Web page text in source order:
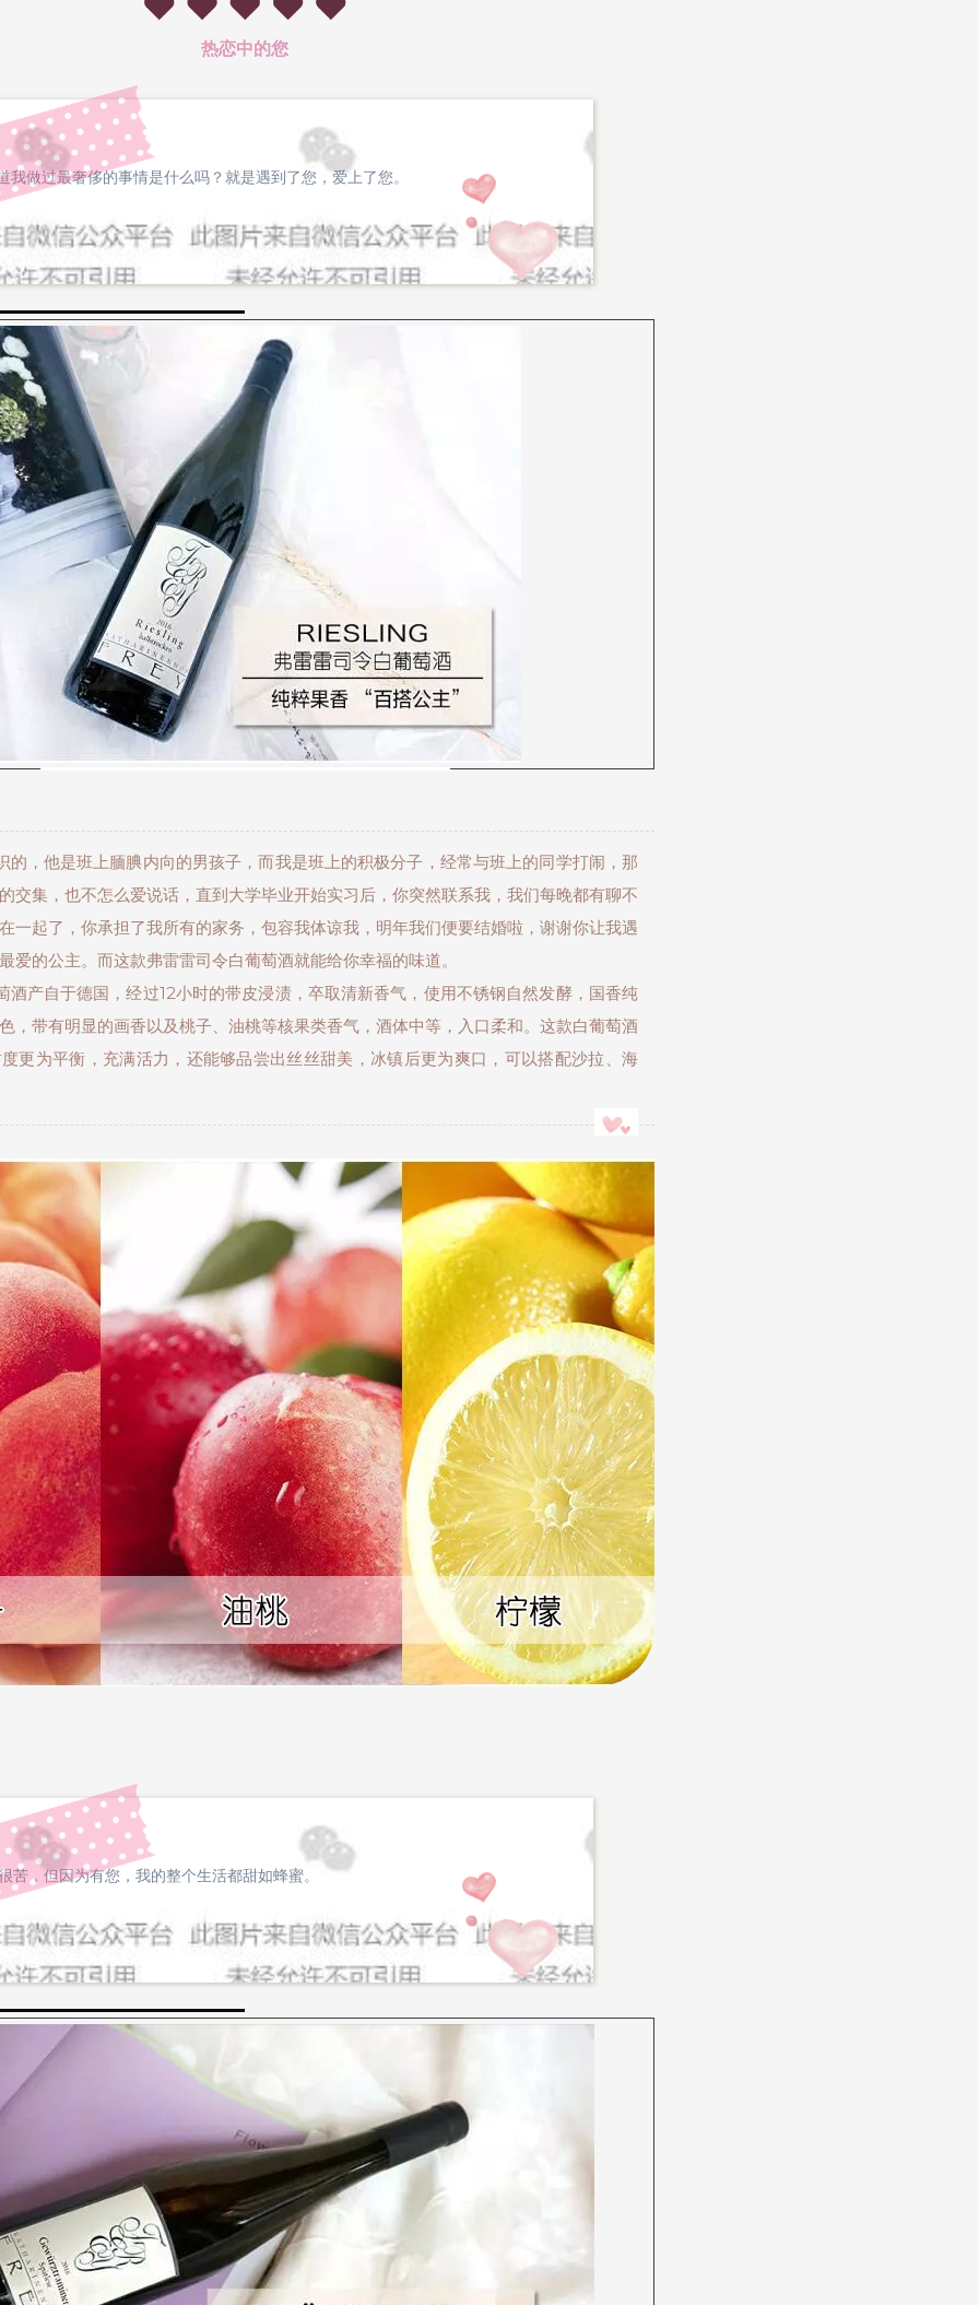
热恋中的您
我做过最奢侈的事情是什么吗？就是遇到了您，爱上了您。
他是班上腼腆内向的男孩子，而我是班上的积极分子，经常与班上的同学打闹，那
交集，也不怎么爱说话，直到大学毕业开始实习后，你突然联系我，我们每晚都有聊不
一起了，你承担了我所有的家务，包容我体谅我，明年我们便要结婚啦，谢谢你让我遇
爱的公主。而这款弗雷雷司令白葡萄酒就能给你幸福的味道。
自于德国，经过12小时的带皮浸渍，卒取清新香气，使用不锈钢自然发酵，国香纯
，带有明显的画香以及桃子、油桃等核果类香气，酒体中等，入口柔和。这款白葡萄酒
更为平衡，充满活力，还能够品尝出丝丝甜美，冰镇后更为爽口，可以搭配沙拉、海
苦，但因为有您，我的整个生活都甜如蜂蜜。